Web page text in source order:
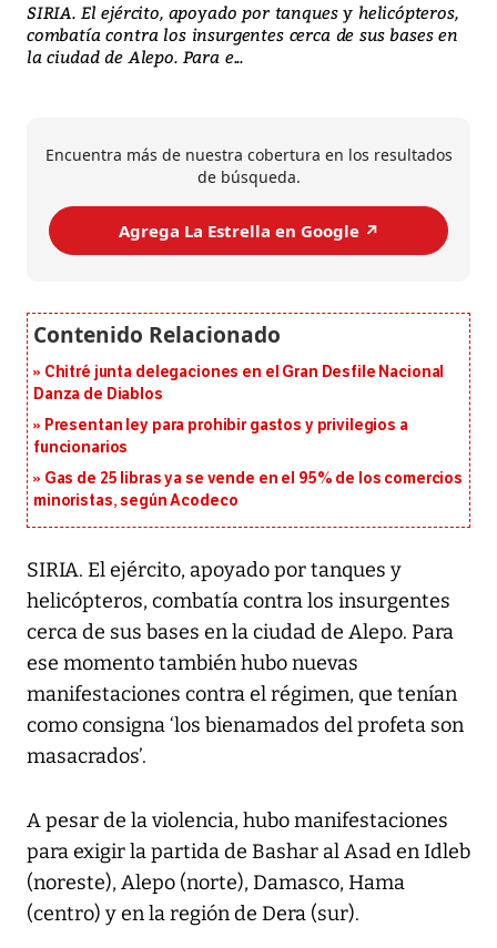
SIRIA. El ejército, apoyado por tanques y helicópteros,
combatía contra los insurgentes cerca de sus bases en
la ciudad de Alepo. Para e...
Encuentra más de nuestra cobertura en los resultados
de búsqueda.
Agrega La Estrella en Google ↗️
Chitré junta delegaciones en el Gran Desfile Nacional
Danza de Diablos
Presentan ley para prohibir gastos y privilegios a
funcionarios
Gas de 25 libras ya se vende en el 95% de los comercios
minoristas, según Acodeco
SIRIA. El ejército, apoyado por tanques y
helicópteros, combatía contra los insurgentes
cerca de sus bases en la ciudad de Alepo. Para
ese momento también hubo nuevas
manifestaciones contra el régimen, que tenían
como consigna ‘los bienamados del profeta son
masacrados’.
A pesar de la violencia, hubo manifestaciones
para exigir la partida de Bashar al Asad en Idleb
(noreste), Alepo (norte), Damasco, Hama
(centro) y en la región de Dera (sur).